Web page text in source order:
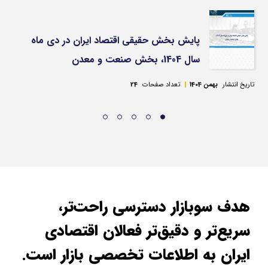
پایش بخش حقیقی اقتصاد ایران در دی ماه
سال 1404، بخش صنعت و معدن
تاریخ انتشار بهمن 1404 تعداد صفحات 24
هدف سوبازار دسترسی راحت‌تر،
سریع‌تر و دقیق‌تر فعالان اقتصادی
ایران به اطلاعات تخصصی بازار است.